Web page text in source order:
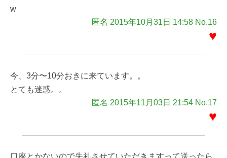
w
匿名 2015年10月31日 14:58 No.16
♥
今、3分〜10分おきに来ています。。
とても迷惑。。
匿名 2015年11月03日 21:54 No.17
♥